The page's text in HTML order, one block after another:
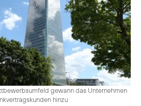
gewann das Unternehmen
hinzu